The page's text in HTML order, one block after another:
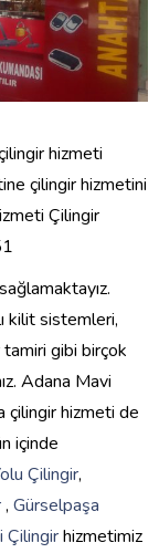
hizmeti
çilingir hizmetini
Çilingir
kilit sistemleri,
gibi birçok
Adana Mavi
çilingir hizmeti de
içinde
Çilingir,
, Gürselpaşa
Çilingirhizmetimiz